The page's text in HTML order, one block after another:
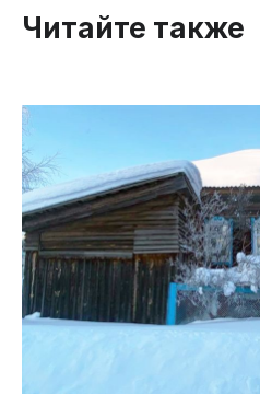
Читайте также